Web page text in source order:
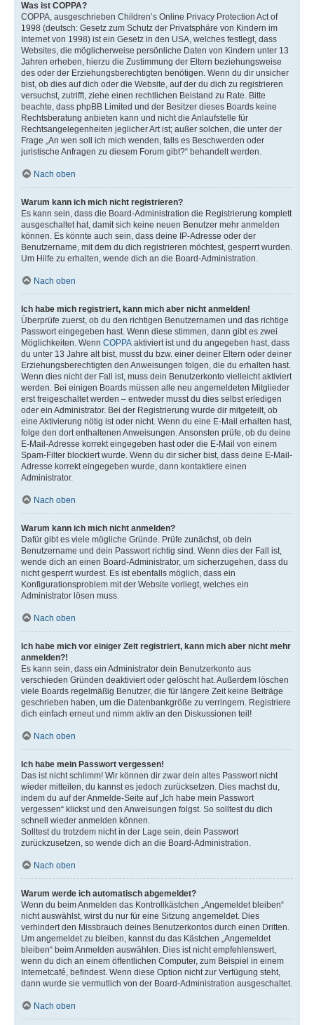
Was ist COPPA?
COPPA, ausgeschrieben Children’s Online Privacy Protection Act of
1998 (deutsch: Gesetz zum Schutz der Privatsphäre von Kindern im
Internet von 1998) ist ein Gesetz in den USA, welches festlegt, dass
Websites, die möglicherweise persönliche Daten von Kindern unter 13
Jahren erheben, hierzu die Zustimmung der Eltern beziehungsweise
des oder der Erziehungsberechtigten benötigen. Wenn du dir unsicher
bist, ob dies auf dich oder die Website, auf der du dich zu registrieren
versuchst, zutrifft, ziehe einen rechtlichen Beistand zu Rate. Bitte
beachte, dass phpBB Limited und der Besitzer dieses Boards keine
Rechtsberatung anbieten kann und nicht die Anlaufstelle für
Rechtsangelegenheiten jeglicher Art ist; außer solchen, die unter der
Frage „An wen soll ich mich wenden, falls es Beschwerden oder
juristische Anfragen zu diesem Forum gibt?“ behandelt werden.
Nach oben
Warum kann ich mich nicht registrieren?
Es kann sein, dass die Board-Administration die Registrierung komplett
ausgeschaltet hat, damit sich keine neuen Benutzer mehr anmelden
können. Es könnte auch sein, dass deine IP-Adresse oder der
Benutzername, mit dem du dich registrieren möchtest, gesperrt wurden.
Um Hilfe zu erhalten, wende dich an die Board-Administration.
Nach oben
Ich habe mich registriert, kann mich aber nicht anmelden!
Überprüfe zuerst, ob du den richtigen Benutzernamen und das richtige
Passwort eingegeben hast. Wenn diese stimmen, dann gibt es zwei
Möglichkeiten. Wenn COPPA aktiviert ist und du angegeben hast, dass
du unter 13 Jahre alt bist, musst du bzw. einer deiner Eltern oder deiner
Erziehungsberechtigten den Anweisungen folgen, die du erhalten hast.
Wenn dies nicht der Fall ist, muss dein Benutzerkonto vielleicht aktiviert
werden. Bei einigen Boards müssen alle neu angemeldeten Mitglieder
erst freigeschaltet werden – entweder musst du dies selbst erledigen
oder ein Administrator. Bei der Registrierung wurde dir mitgeteilt, ob
eine Aktivierung nötig ist oder nicht. Wenn du eine E-Mail erhalten hast,
folge den dort enthaltenen Anweisungen. Ansonsten prüfe, ob du deine
E-Mail-Adresse korrekt eingegeben hast oder die E-Mail von einem
Spam-Filter blockiert wurde. Wenn du dir sicher bist, dass deine E-Mail-
Adresse korrekt eingegeben wurde, dann kontaktiere einen
Administrator.
Nach oben
Warum kann ich mich nicht anmelden?
Dafür gibt es viele mögliche Gründe. Prüfe zunächst, ob dein
Benutzername und dein Passwort richtig sind. Wenn dies der Fall ist,
wende dich an einen Board-Administrator, um sicherzugehen, dass du
nicht gesperrt wurdest. Es ist ebenfalls möglich, dass ein
Konfigurationsproblem mit der Website vorliegt, welches ein
Administrator lösen muss.
Nach oben
Ich habe mich vor einiger Zeit registriert, kann mich aber nicht mehr
anmelden?!
Es kann sein, dass ein Administrator dein Benutzerkonto aus
verschieden Gründen deaktiviert oder gelöscht hat. Außerdem löschen
viele Boards regelmäßig Benutzer, die für längere Zeit keine Beiträge
geschrieben haben, um die Datenbankgröße zu verringern. Registriere
dich einfach erneut und nimm aktiv an den Diskussionen teil!
Nach oben
Ich habe mein Passwort vergessen!
Das ist nicht schlimm! Wir können dir zwar dein altes Passwort nicht
wieder mitteilen, du kannst es jedoch zurücksetzen. Dies machst du,
indem du auf der Anmelde-Seite auf „Ich habe mein Passwort
vergessen“ klickst und den Anweisungen folgst. So solltest du dich
schnell wieder anmelden können.
Solltest du trotzdem nicht in der Lage sein, dein Passwort
zurückzusetzen, so wende dich an die Board-Administration.
Nach oben
Warum werde ich automatisch abgemeldet?
Wenn du beim Anmelden das Kontrollkästchen „Angemeldet bleiben“
nicht auswählst, wirst du nur für eine Sitzung angemeldet. Dies
verhindert den Missbrauch deines Benutzerkontos durch einen Dritten.
Um angemeldet zu bleiben, kannst du das Kästchen „Angemeldet
bleiben“ beim Anmelden auswählen. Dies ist nicht empfehlenswert,
wenn du dich an einem öffentlichen Computer, zum Beispiel in einem
Internetcafé, befindest. Wenn diese Option nicht zur Verfügung steht,
dann wurde sie vermutlich von der Board-Administration ausgeschaltet.
Nach oben